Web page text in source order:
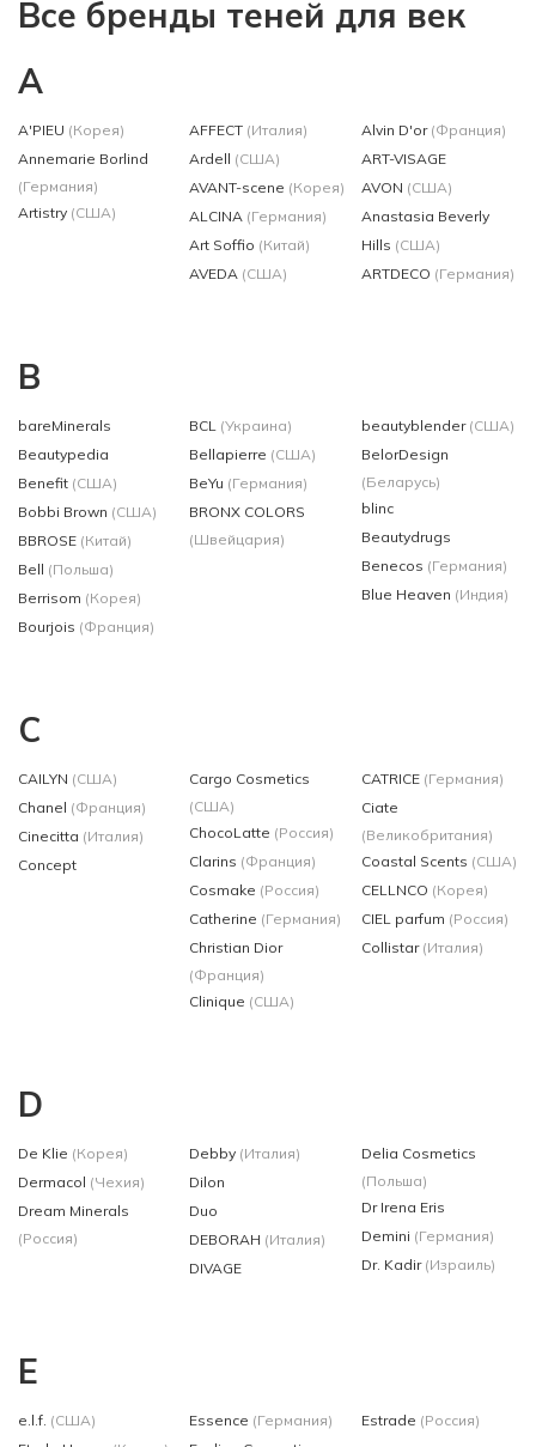
Все бренды теней для век
A
A'PIEU (Корея)
Annemarie Borlind
(Германия)
Artistry (США)
AFFECT (Италия)
Ardell (США)
AVANT-scene (Корея)
ALCINA (Германия)
Art Soffio (Китай)
AVEDA (США)
Alvin D'or (Франция)
ART-VISAGE
AVON (США)
Anastasia Beverly
Hills (США)
ARTDECO (Германия)
B
bareMinerals
Beautypedia
Benefit (США)
Bobbi Brown (США)
BBROSE (Китай)
Bell (Польша)
Berrisom (Корея)
Bourjois (Франция)
BCL (Украина)
Bellapierre (США)
BeYu (Германия)
BRONX COLORS
(Швейцария)
beautyblender (США)
BelorDesign
(Беларусь)
blinc
Beautydrugs
Benecos (Германия)
Blue Heaven (Индия)
C
CAILYN (США)
Chanel (Франция)
Cinecitta (Италия)
Concept
Cargo Cosmetics
(США)
ChocoLatte (Россия)
Clarins (Франция)
Cosmake (Россия)
Catherine (Германия)
Christian Dior
(Франция)
Clinique (США)
CATRICE (Германия)
Ciate
(Великобритания)
Coastal Scents (США)
CELLNCO (Корея)
CIEL parfum (Россия)
Collistar (Италия)
D
De Klie (Корея)
Dermacol (Чехия)
Dream Minerals
(Россия)
Debby (Италия)
Dilon
Duo
DEBORAH (Италия)
DIVAGE
Delia Cosmetics
(Польша)
Dr Irena Eris
Demini (Германия)
Dr. Kadir (Израиль)
E
e.l.f. (США)
Essence (Германия)
Estrade (Россия)